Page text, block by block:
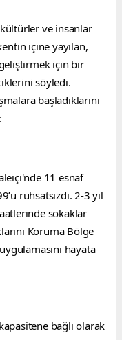
ve insanlar
içine yayılan,
için bir
söyledi.
başladıklarını
11 esnaf
ruhsatsızdı. 2-3 yıl
sokaklar
Koruma Bölge
hayata
bağlı olarak